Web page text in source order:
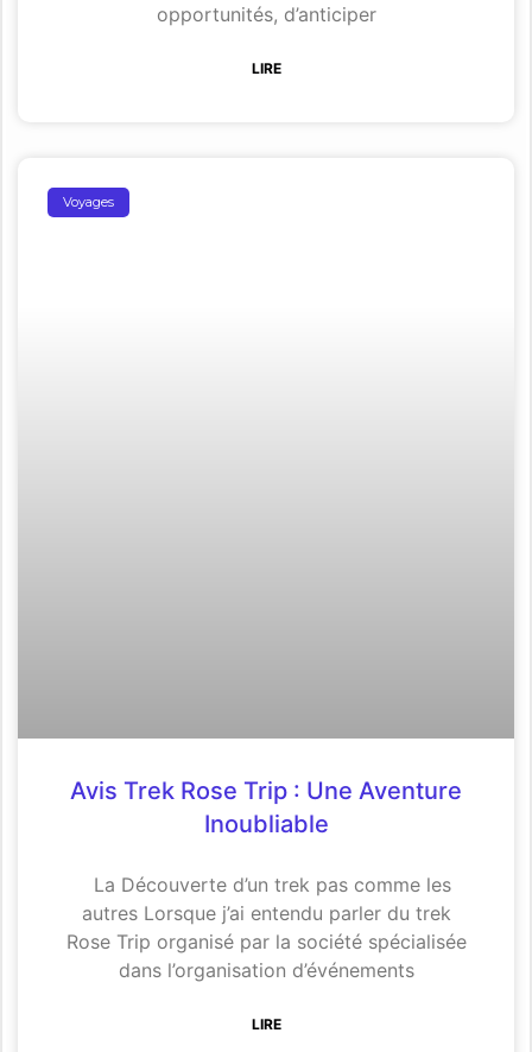
opportunités, d’anticiper
LIRE
Voyages
Avis Trek Rose Trip : Une Aventure
Inoubliable
La Découverte d’un trek pas comme les
autres Lorsque j’ai entendu parler du trek
Rose Trip organisé par la société spécialisée
dans l’organisation d’événements
LIRE